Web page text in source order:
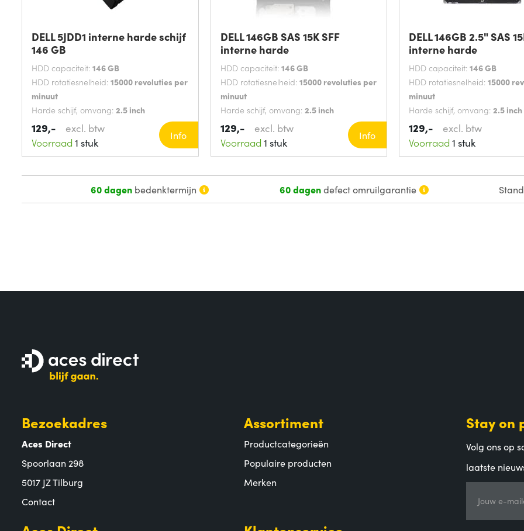
DELL 5JDD1 interne harde schijf
146 GB
HDD capaciteit: 146 GB
HDD rotatiesnelheid: 15000 revoluties per
minuut
Harde schijf, omvang: 2.5 inch
Interface:
SAS
129,-
excl. btw
Voorraad 1 stuk
Info
DELL 146GB SAS 15K SFF
interne harde
HDD capaciteit: 146 GB
HDD rotatiesnelheid: 15000 revoluties per
minuut
Harde schijf, omvang: 2.5 inch
Interface:
SAS
129,-
excl. btw
Voorraad 1 stuk
Info
DELL 146GB 2.5" SAS
interne harde
HDD capaciteit: 146 GB
HDD rotatiesnelheid: 15000
minuut
Harde schijf, omvang: 2.5 inch
Interface:
SAS
129,-
excl. btw
Voorraad 1 stuk
60 dagenbedenktermijn 60 dagendefect omruilgarantie
Bezoekadres
Aces Direct
Spoorlaan 298
5017 JZ Tilburg
Contact
Assortiment
Productcategorieën
Populaire producten
Merken
Stay on
Volg ons op
laatste
Jouw e-